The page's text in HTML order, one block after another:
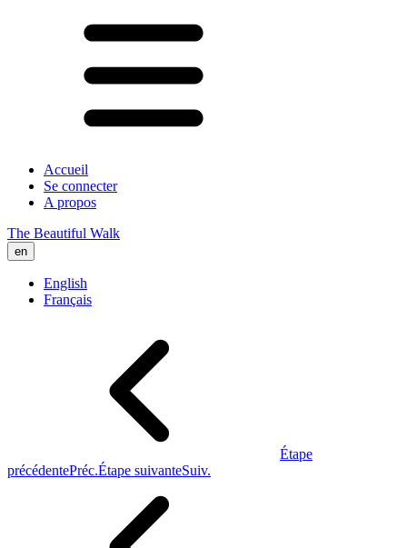
Accueil
Se connecter
A propos
The Beautiful Walk
en
English
Français
Étape
précédentePréc.Étape suivanteSuiv.